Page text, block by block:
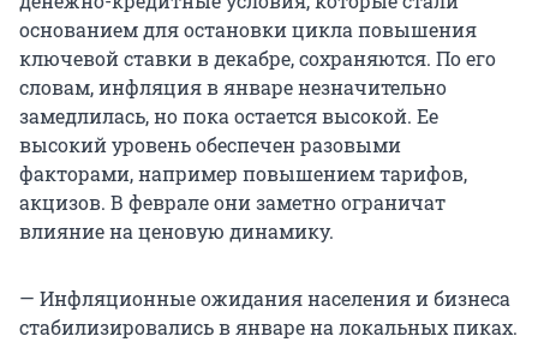
основанием для остановки цикла повышения
ключевой ставки в декабре, сохраняются. По его
словам, инфляция в январе незначительно
замедлилась, но пока остается высокой. Ее
высокий уровень обеспечен разовыми
факторами, например повышением тарифов,
акцизов. В феврале они заметно ограничат
влияние на ценовую динамику.
— Инфляционные ожидания населения и бизнеса
стабилизировались в январе на локальных пиках.